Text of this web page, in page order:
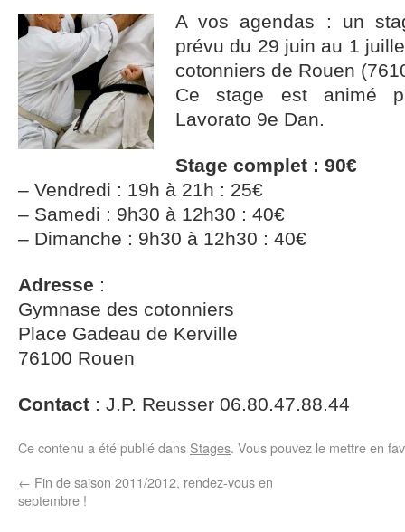
A vos agendas : un
prévu du 29 juin au 1
cotonniers de Rouen
Ce stage est animé
Lavorato 9e Dan.
Stage complet : 90€
– Vendredi : 19h à 21h : 25€
– Samedi : 9h30 à 12h30 : 40€
– Dimanche : 9h30 à 12h30 : 40€
Adresse :
Gymnase des cotonniers
Place Gadeau de Kerville
76100 Rouen
Contact : J.P. Reusser 06.80.47.88.44
Ce contenu a été publié dans Stages. Vous pouvez le mettre en
← Fin de saison 2011/2012, rendez-vous en
septembre !